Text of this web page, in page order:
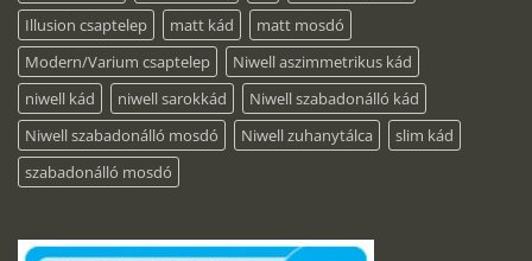
Illusion csaptelep
matt kád
matt mosdó
Modern/Varium csaptelep
Niwell aszimmetrikus kád
niwell kád
niwell sarokkád
Niwell szabadonálló kád
Niwell szabadonálló mosdó
Niwell zuhanytálca
slim kád
szabadonálló mosdó